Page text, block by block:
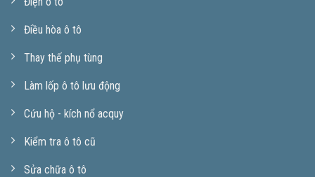
Điều hòa ô tô
Thay thế phụ tùng
Làm lốp ô tô lưu động
Cứu hộ - kích nổ acquy
Kiểm tra ô tô cũ
Sửa chữa ô tô